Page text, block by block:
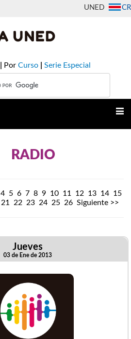
CR
UNED
Por Curso Serie Especial
RADIO
4 5 6 7 8 9 10 11 12 13 14 15
21 22 23 24 25 26 Siguiente >>
Jueves
03 de Ene de 2013